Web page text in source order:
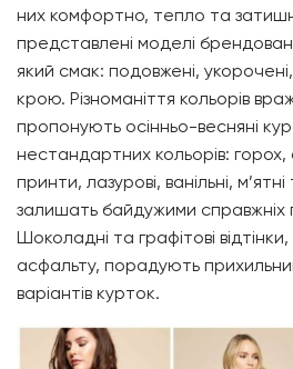
них комфортно, тепло та
представлені моделі
який смак: подовжені,
крою. Різноманіття кольорів
пропонують осінньо-весняні
нестандартних кольорів: горох,
принти, лазурові, ванільні,
залишать байдужими
Шоколадні та графітові
асфальту, порадують
варіантів курток.